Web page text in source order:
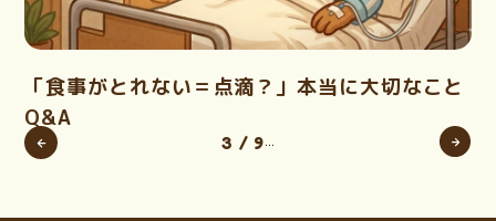
「食事がとれない＝点滴？」本当に大切なこと
Q&A
3 / 9